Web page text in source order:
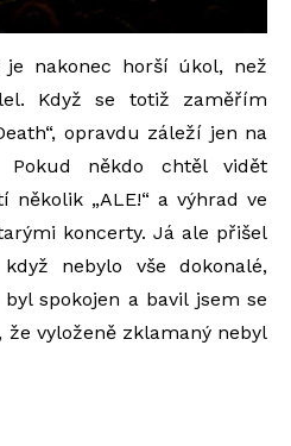
nakonec horší úkol, než
Když se totiž zaměřím
opravdu záleží jen na
Pokud někdo chtěl vidět
několik „ALE!“ a výhrad ve
koncerty. Já ale přišel
nebylo vše dokonalé,
spokojen a bavil jsem se
vyloženě zklamaný nebyl